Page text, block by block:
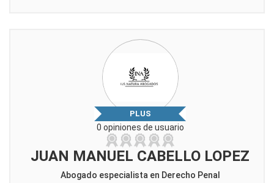
PLUS
0 opiniones de usuario
JUAN MANUEL CABELLO LOPEZ
Abogado especialista en Derecho Penal